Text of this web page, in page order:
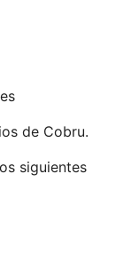
de Cobru.
siguientes